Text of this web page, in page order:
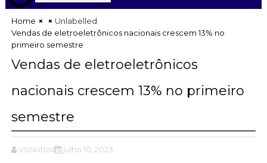
Home
Unlabelled
Vendas de eletroeletrônicos nacionais crescem 13% no
primeiro semestre
Vendas de eletroeletrônicos
nacionais crescem 13% no primeiro
semestre
VSNotícias julho 10, 2023